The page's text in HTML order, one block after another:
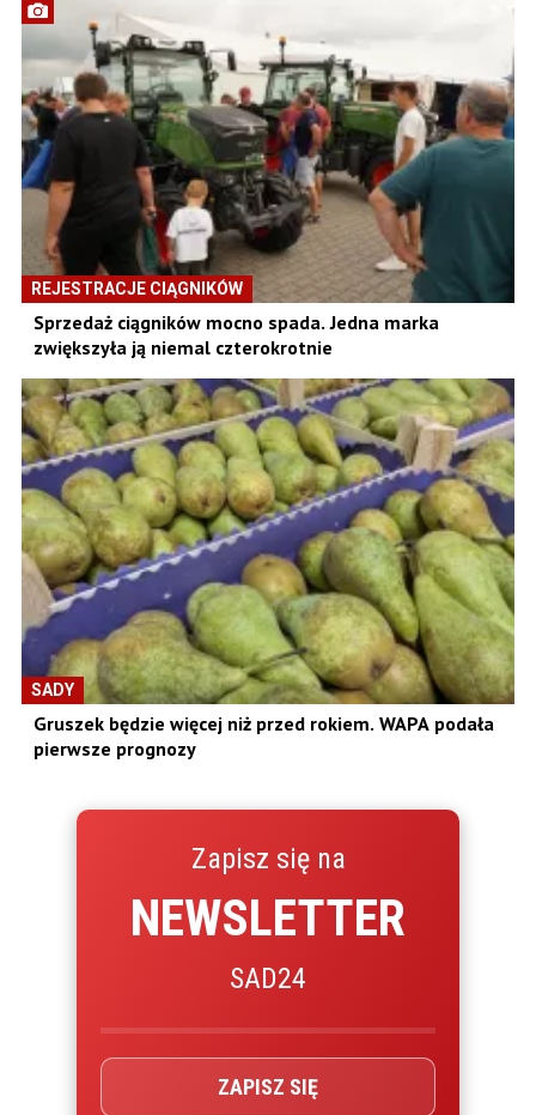
REJESTRACJE CIĄGNIKÓW
Sprzedaż ciągników mocno spada. Jedna marka
zwiększyła ją niemal czterokrotnie
SADY
Gruszek będzie więcej niż przed rokiem. WAPA podała
pierwsze prognozy
Zapisz się na
NEWSLETTER
SAD24
ZAPISZ SIĘ